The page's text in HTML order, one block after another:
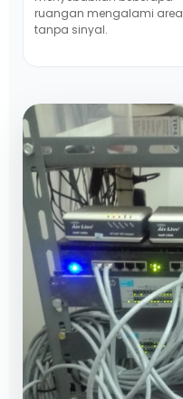
ruangan mengalami area
tanpa sinyal.